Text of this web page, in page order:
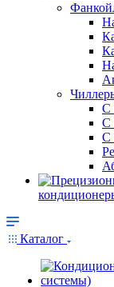
С
С
С
Каталог